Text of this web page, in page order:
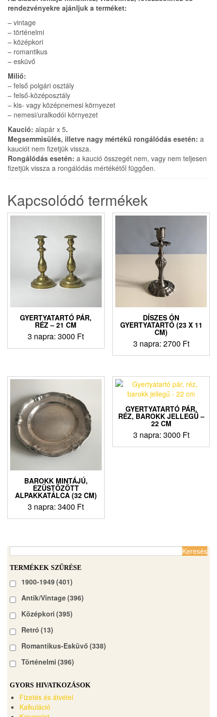
rendezvényekre ajánljuk a terméket:
– vintage
– történelmi
– középkori
– romantikus
– esküvő
Miliő:
– felső polgári osztály
– felső-középosztály
– kis- vagy középnemesi környezet
– nemesi/uralkodói környezet
Kaució: alapár x 5.
Megsemmisülés, illetve nagy mértékű rongálódás esetén: a
kauciót nem fizetjük vissza.
Rongálódás esetén: a kaució összegét nem, vagy nem teljesen
fizetjük vissza a rongálódás mértékétől függően.
Kapcsolódó termékek
GYERTYATARTÓ PÁR,
RÉZ – 21 CM
3 napra:3000 Ft
DÍSZES ÓN
GYERTYATARTÓ (23 X 11
CM)
3 napra: 2700 Ft
BAROKK MINTÁJÚ,
EZÜSTÖZÖTT
ALPAKKATÁLCA (32 CM)
3 napra:3400 Ft
GYERTYATARTÓ PÁR,
RÉZ, BAROKK JELLEGŰ –
22 CM
3 napra: 3000 Ft
TERMÉKEK SZŰRÉSE
1900-1949(401)
Antik/Vintage(396)
Középkori (395)
Retró (13)
Romantikus-Esküvő (338)
Történelmi (396)
GYORS HIVATKOZÁSOK
Fizetés és átvétel
Kalkuláció